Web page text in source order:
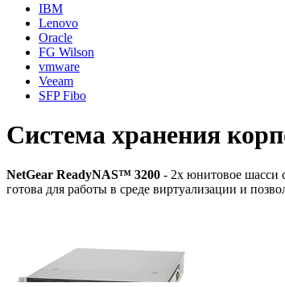
IBM
Lenovo
Oracle
FG Wilson
vmware
Veeam
SFP Fibo
Система хранения
NetGear ReadyNAS™ 3200 - 2x юнитовое шасси
готова для работы в среде виртуализации и